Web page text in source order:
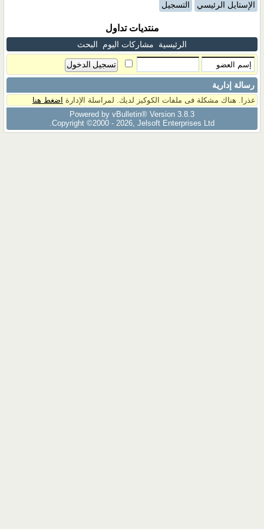
الإستايل الرئيسي التسجيل
منتديات تداول
الرئيسية مشاركات اليوم البحث
رسالة إدارية
عذرا. هناك مشكلة فى ملفات الكوكيز لديك. لمراسلة الإدارة اضغط هنا
Powered by vBulletin® Version 3.8.3
Copyright ©2000 - 2026, Jelsoft Enterprises Ltd.